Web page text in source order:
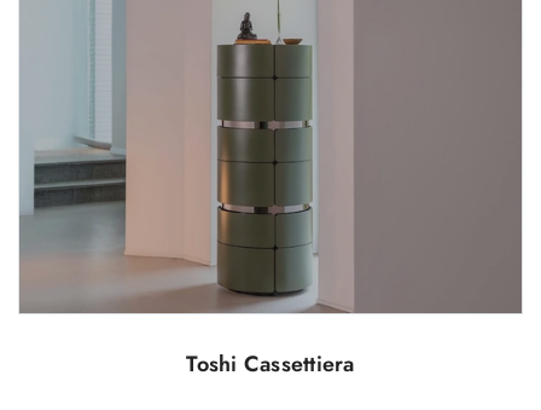
Toshi Cassettiera